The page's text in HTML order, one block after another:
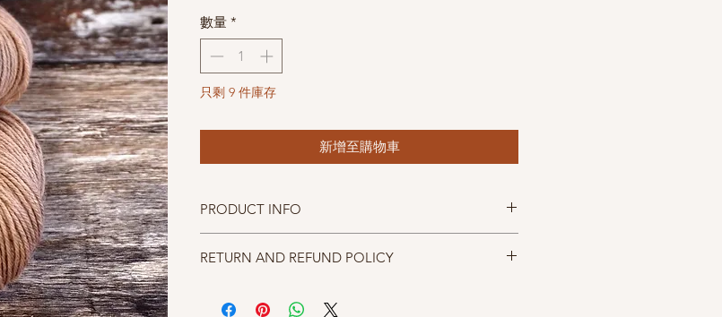
數量 *
只剩 9 件庫存
新增至購物車
PRODUCT INFO
成分：75% superwash merino, 25% nylon
RETURN AND REFUND POLICY
仔細斟酌，因數量有限，售出後無法退換，敬請見諒。